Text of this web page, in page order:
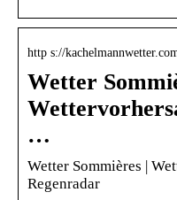
http s://
Wetter
…
Wetter Sommières |
Regenradar